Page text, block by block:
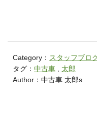
Category： スタッフブロ
タグ： 中古車
太郎
Author：中古車 太郎s